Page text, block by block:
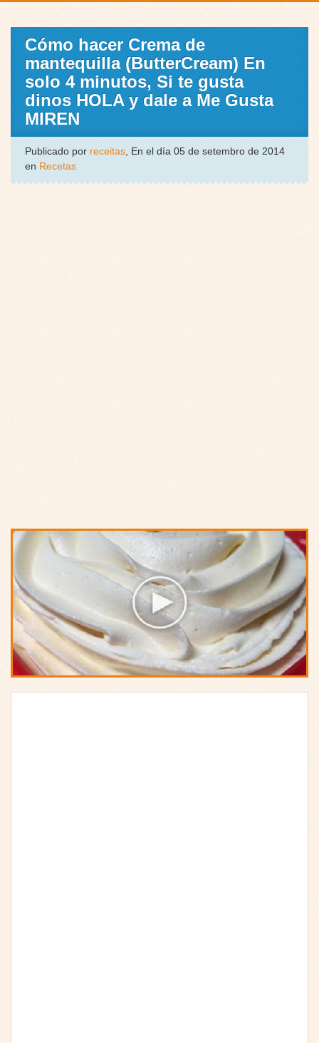
Cómo hacer Crema de
mantequilla (ButterCream) En
solo 4 minutos, Si te gusta
dinos HOLA y dale a Me Gusta
MIREN
Publicado por receitas, En el día 05 de setembro de 2014
en Recetas